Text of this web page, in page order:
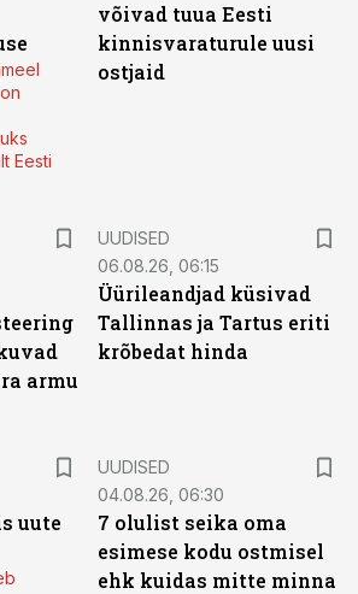
Eesti
võivad tuua Eesti
kinnisvaraturule uusi
ostjaid
armu
UUDISED
06.08.26, 06:15
Üürileandjad küsivad
Tallinnas ja Tartus eriti
krõbedat hinda
uute
UUDISED
04.08.26, 06:30
7 olulist seika oma
esimese kodu ostmisel
ehk kuidas mitte minna